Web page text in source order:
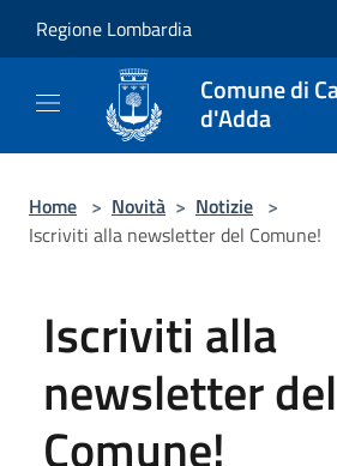
Regione Lombardia
Comune di
d'Adda
Home > Novità > Notizie >
Iscriviti alla newsletter del Comune!
Iscriviti alla
newsletter del
Comune!